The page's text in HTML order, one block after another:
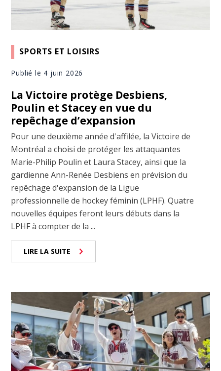
SPORTS ET LOISIRS
Publié le 4 juin 2026
La Victoire protège Desbiens,
Poulin et Stacey en vue du
repêchage d’expansion
Pour une deuxième année d'affilée, la Victoire de
Montréal a choisi de protéger les attaquantes
Marie-Philip Poulin et Laura Stacey, ainsi que la
gardienne Ann-Renée Desbiens en prévision du
repêchage d'expansion de la Ligue
professionnelle de hockey féminin (LPHF). Quatre
nouvelles équipes feront leurs débuts dans la
LPHF à compter de la ...
LIRE LA SUITE